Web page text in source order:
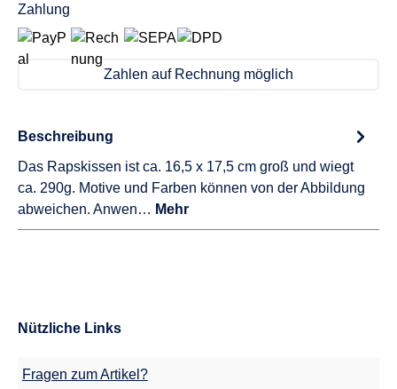
Zahlung
Zahlen auf Rechnung möglich
Beschreibung
Das Rapskissen ist ca. 16,5 x 17,5 cm groß und wiegt
ca. 290g. Motive und Farben können von der Abbildung
abweichen. Anwen… Mehr
Nützliche Links
Fragen zum Artikel?